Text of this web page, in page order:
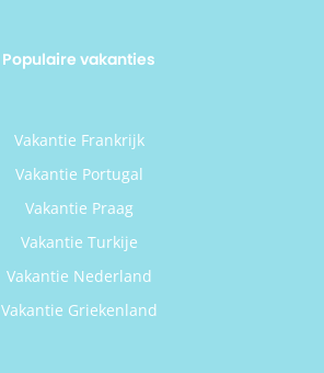
Populaire vakanties
Vakantie Frankrijk
Vakantie Portugal
Vakantie Praag
Vakantie Turkije
Vakantie Nederland
Vakantie Griekenland